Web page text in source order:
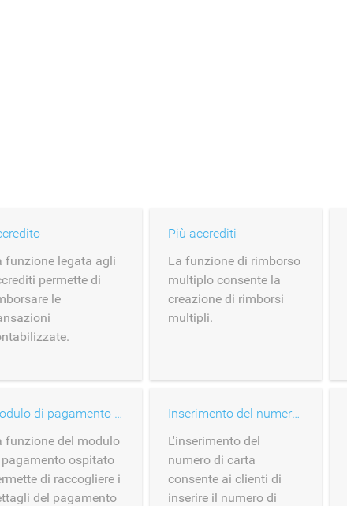
funzione legata agli
permette di
le
Più accrediti
La funzione di rimborso
multiplo consente la
creazione di rimborsi
multipli.
Modulo di pagamento hosted
funzione del modulo
ospitato
di raccogliere i
del pagamento
Inserimento del numero di carta
L'inserimento del
numero di carta
consente ai clienti di
inserire il numero di